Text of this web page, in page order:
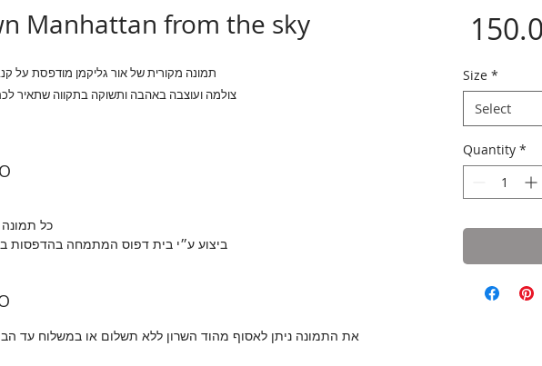
Manhattan from the sky
תמונה מקורית של אור גליקמן מודפסת על
צולמה ועוצבה באהבה ותשוקה בתקווה שתאיר
כל
ביצוע ע״י בית דפוס המתמחה בהדפסות
את התמונה ניתן לאסוף מהוד השרון ללא תשלום או במשלוח עד הבית
Size *
Select
Quantity *